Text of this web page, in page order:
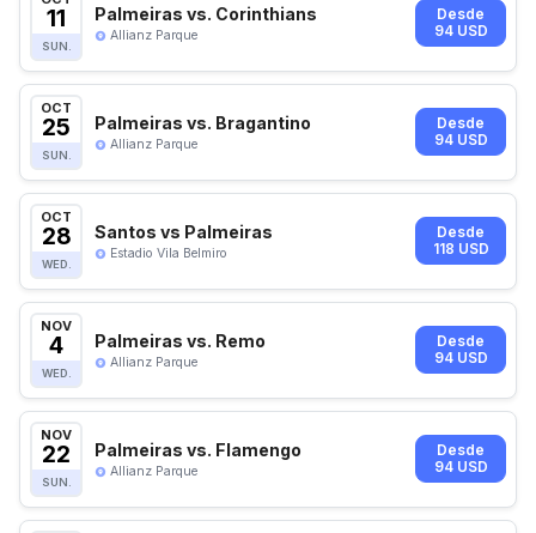
11
SUN.
Palmeiras vs. Corinthians
Allianz Parque
Desde
94 USD
OCT
25
SUN.
Palmeiras vs. Bragantino
Allianz Parque
Desde
94 USD
OCT
28
WED.
Santos vs Palmeiras
Estadio Vila Belmiro
Desde
118 USD
NOV
4
WED.
Palmeiras vs. Remo
Allianz Parque
Desde
94 USD
NOV
22
SUN.
Palmeiras vs. Flamengo
Allianz Parque
Desde
94 USD